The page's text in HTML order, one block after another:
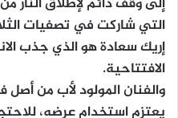
التي شاركت في تصفيات
إريك سعادة هو الذي جذب
الافتتاحية.
والفنان المولود لأب من
يعتزم استخدام عرضه،